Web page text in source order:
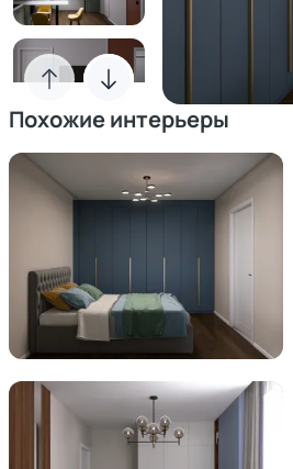
Похожие интерьеры